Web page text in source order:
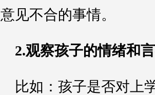
意见不合的事情。
2.观察孩子的情绪和
比如：孩子是否对上